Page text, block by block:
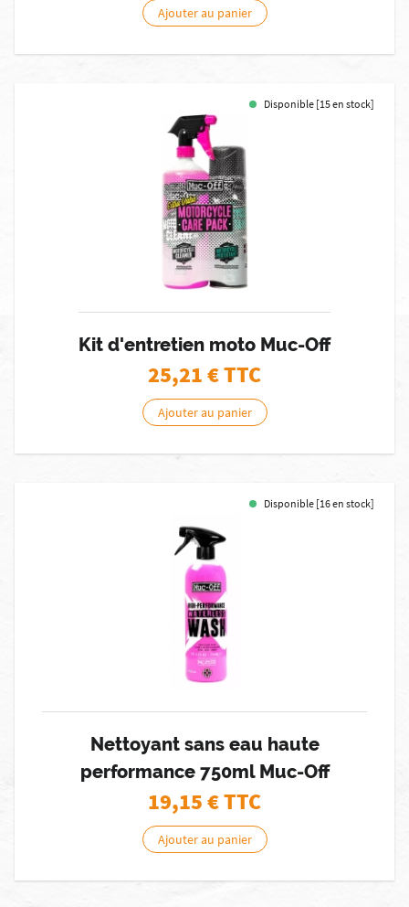
Ajouter au panier
Disponible [15 en stock]
Kit d'entretien moto Muc-Off
25,21€ TTC
Ajouter au panier
Disponible [16 en stock]
Nettoyant sans eau haute
performance 750ml Muc-Off
19,15€ TTC
Ajouter au panier